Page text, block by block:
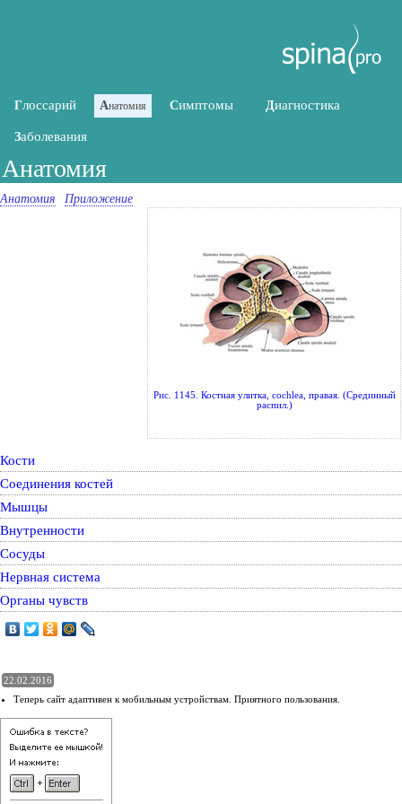
Глоссарий Анатомия Симптомы Диагностика
Заболевания
Анатомия
Анатомия Приложение
Рис. 1145. Костная улитка, cochlea, правая. (Срединный
распил.)
Кости
Соединения костей
Мышцы
Внутренности
Сосуды
Нервная система
Органы чувств
22.02.2016
Теперь сайт адаптивен к мобильным устройствам. Приятного пользования.